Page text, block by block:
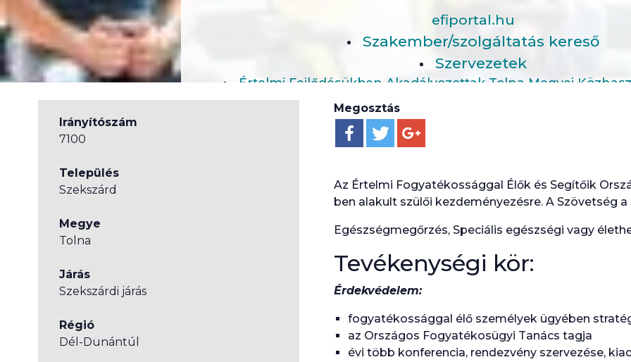
efiportal.hu
Szakember/szolgáltatás kereső
Szervezetek
Értelmi Fejlődésükben Akadályozottak Tolna Megyei
Irányítószám
7100
Település
Szekszárd
Megye
Tolna
Járás
Szekszárdi járás
Régió
Dél-Dunántúl
Megosztás
Az Értelmi Fogyatékossággal Élők és Segítőik
ben alakult szülői kezdeményezésre. A Szövetség
Egészségmegőrzés, Speciális egészségi vagy
Tevékenységi kör:
Érdekvédelem:
fogyatékossággal élő személyek ügyében
az Országos Fogyatékosügyi Tanács tagja
évi több konferencia, rendezvény szervezése,